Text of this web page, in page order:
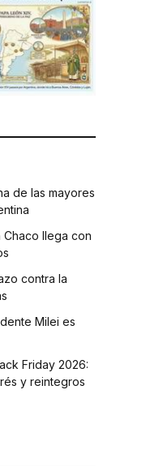
de las mayores
Chaco llega con
contra la
Milei es
Friday 2026:
y reintegros